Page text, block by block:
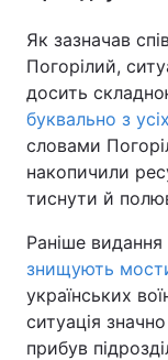
Як зазначав
Погорілий,
досить
буквально з
словами
накопичили
тиснути й
Раніше
знищують
українських
ситуація
прибув